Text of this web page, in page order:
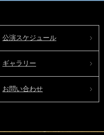
公演スケジュール
ギャラリー
お問い合わせ